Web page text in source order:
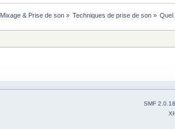
Mixage & Prise de son» Techniques de prise de son» Quel
SMF 2.0.18